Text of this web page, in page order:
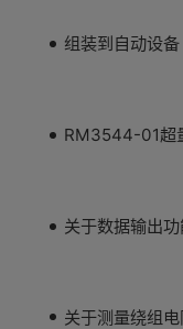
组装到自动设
RM3544-01超
关于数据输出
关于测量绕组电